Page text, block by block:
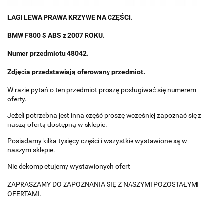
LAGI LEWA PRAWA KRZYWE NA CZĘŚCI.
BMW F800 S ABS z 2007 ROKU.
Numer przedmiotu 48042.
Zdjęcia przedstawiają oferowany przedmiot.
W razie pytań o ten przedmiot proszę posługiwać się numerem
oferty.
Jeżeli potrzebna jest inna część proszę wcześniej zapoznać się z
naszą ofertą dostępną w sklepie.
Posiadamy kilka tysięcy części i wszystkie wystawione są w
naszym sklepie.
Nie dekompletujemy wystawionych ofert.
ZAPRASZAMY DO ZAPOZNANIA SIĘ Z NASZYMI POZOSTAŁYMI
OFERTAMI.